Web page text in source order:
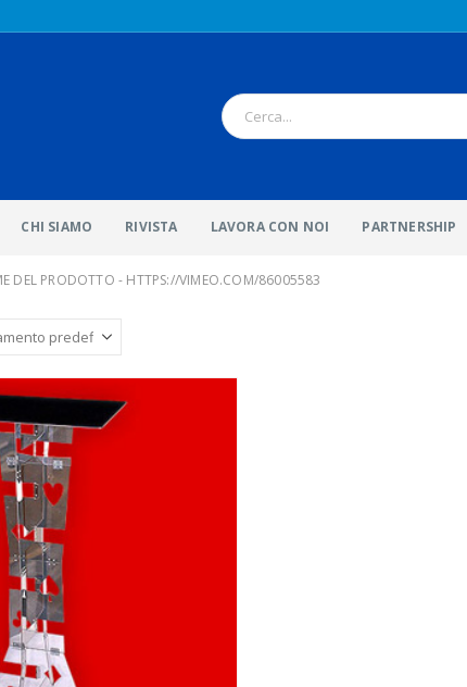
CHI SIAMO RIVISTA LAVORA CON NOI PARTNERSHIP
DEL PRODOTTO - HTTPS://VIMEO.COM/86005583